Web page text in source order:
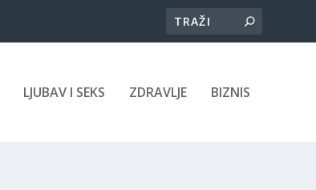
LJUBAV I SEKS ZDRAVLJE BIZNIS